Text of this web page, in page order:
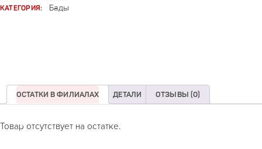
КАТЕГОРИЯ:
Бады
ОСТАТКИ В ФИЛИАЛАХ ДЕТАЛИ ОТЗЫВЫ (0)
Товар отсутствует на остатке.